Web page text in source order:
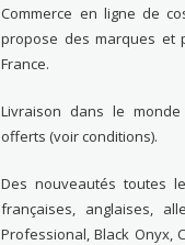
Commerce en ligne de
propose des marques et
France.
Livraison dans le
offerts (voir conditions).
Des nouveautés toutes
françaises, anglaises,
Professional, Black Onyx,